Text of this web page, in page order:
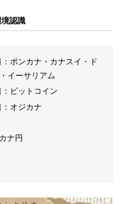
境認識
ポンカナ・カナスイ・ド
イーサリアム
ビットコイン
オジカナ
ナ円